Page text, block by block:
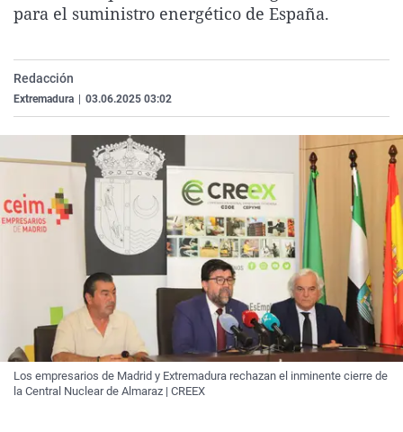
La rosa de los vientos
Caso
Extremadura
País Vasco
Virales
para el suministro energético de España.
Redacción
Extremadura 03.06.2025 03:02
Los empresarios de Madrid y Extremadura rechazan el inminente cierre de
la Central Nuclear de Almaraz | CREEX